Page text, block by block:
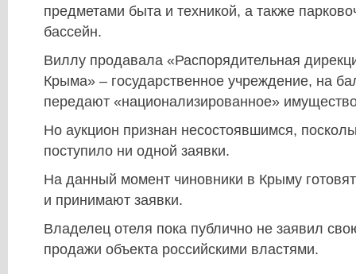
предметами быта и техникой, а также
бассейн.
Виллу продавала «Распорядительная
Крыма» – государственное учреждение, на
передают «национализированное»
Но аукцион признан несостоявшимся,
поступило ни одной заявки.
На данный момент чиновники в Крыму
и принимают заявки.
Владелец отеля пока публично не заявил
продажи объекта российскими властями.